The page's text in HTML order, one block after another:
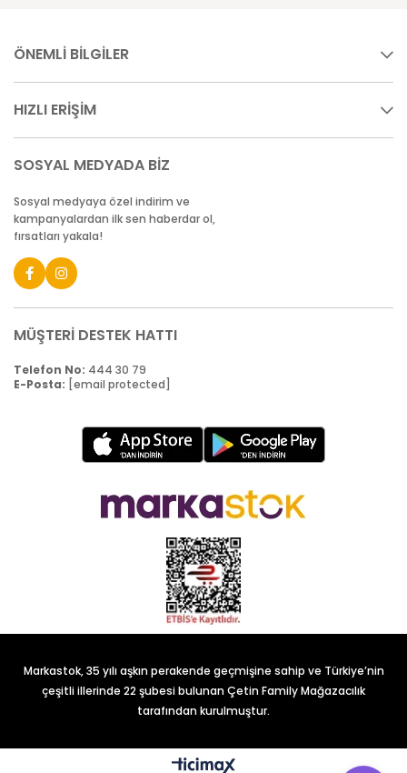
ÖNEMLİ BİLGİLER
HIZLI ERİŞİM
SOSYAL MEDYADA BİZ
Sosyal medyaya özel indirim ve
kampanyalardan ilk sen haberdar ol,
fırsatları yakala!
MÜŞTERİ DESTEK HATTI
Telefon No: 444 30 79
E-Posta: [email protected]
Markastok, 35 yılı aşkın perakende geçmişine sahip ve Türkiye’nin
çeşitli illerinde 22 şubesi bulunan Çetin Family Mağazacılık
tarafından kurulmuştur.